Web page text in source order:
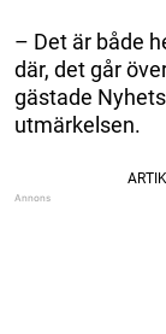
– Det är både
där, det går
gästade
utmärkelsen.